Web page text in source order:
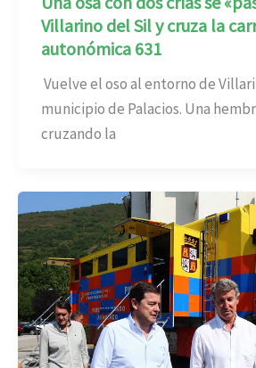
Villarino del Sil y cruza la
autonómica 631
Vuelve el oso al entorno de
municipio de Palacios. Una
cruzando la